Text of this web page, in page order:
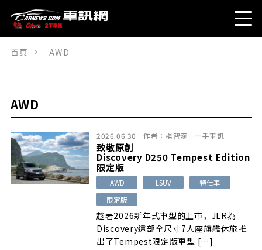
首頁 AWD
AWD
2026.06.30 作者： 楊智漢 一手車訊
致敬原創
Discovery D250 Tempest Edition
限定版
AWD LSUV
特仕車
限定版
趁著2026新年式車型的上市，JLR為
Discovery這部全尺寸7人座旗艦休旅推
出了Tempest限定版車型 […]